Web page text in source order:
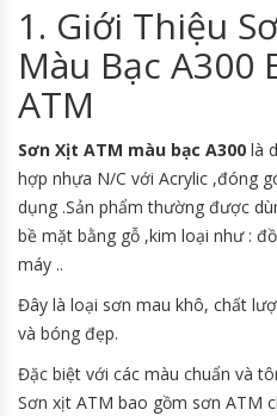
1. Giới Thiệu
Màu Bạc A300
ATM
Sơn Xịt ATM màu bạc A300 là
hợp nhựa N/C với Acrylic ,đóng
dụng .Sản phẩm thường được
bề mặt bằng gỗ ,kim loại như :
máy ..
Đây là loại sơn mau khô, chất
và bóng đẹp.
Đặc biệt với các màu chuẩn và
Sơn xịt ATM bao gồm sơn ATM